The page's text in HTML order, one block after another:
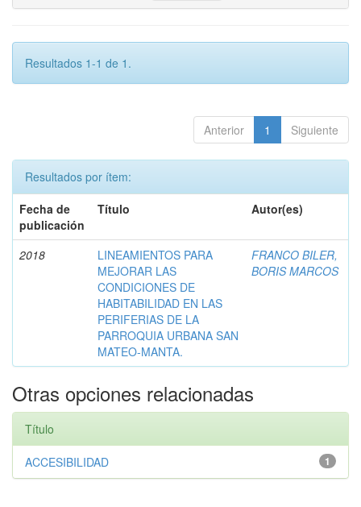
Resultados 1-1 de 1.
Anterior 1 Siguiente
Resultados por ítem:
Fecha de
publicación
Título Autor(es)
2018
LINEAMIENTOS PARA
MEJORAR LAS
CONDICIONES DE
HABITABILIDAD EN LAS
PERIFERIAS DE LA
PARROQUIA URBANA SAN
MATEO-MANTA.
FRANCO BILER,
BORIS MARCOS
Otras opciones relacionadas
Título
1
ACCESIBILIDAD